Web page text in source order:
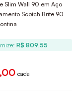
Slim Wall 90 em Aço
Scotch Brite 90
R$ 809,55
cada